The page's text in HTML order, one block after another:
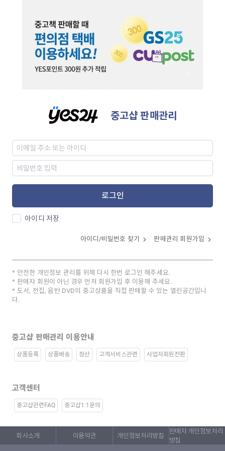
중고샵 판매관리
로그인
아이디 저장
아이디/비밀번호 찾기 판매관리 회원가입
안전한 개인정보 관리를 위해 다시 한번 로그인 해주세요.
판매자 회원이 아닌 경우 먼저 회원가입 후 이용해 주세요.
도서, 전집, 음반 DVD의 중고상품을 직접 판매할 수 있는 열린공간입니
다.
중고샵 판매관리 이용안내
상품등록 상품배송 정산 고객서비스관련 사업자회원전환
고객센터
중고샵관련FAQ 중고샵1:1문의
회사소개 이용약관 개인정보처리방침
판매자 개인정보처리
방침